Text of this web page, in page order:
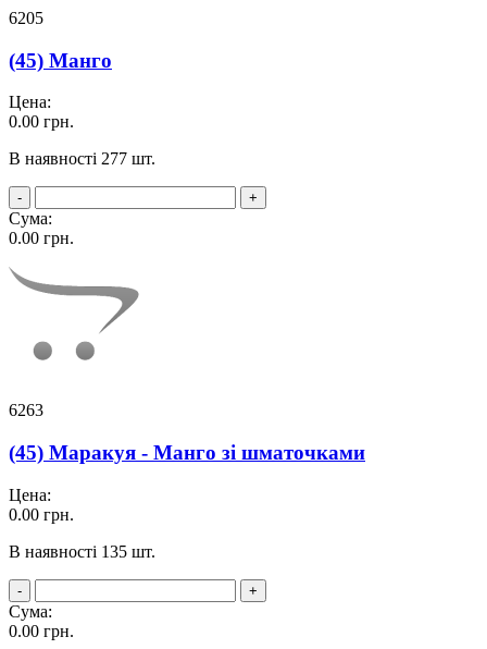
6205
(45) Манго
Цена:
0.00 грн.
В наявності 277 шт.
- +
Сума:
0.00 грн.
6263
(45) Маракуя - Манго зі шматочками
Цена:
0.00 грн.
В наявності 135 шт.
- +
Сума:
0.00 грн.